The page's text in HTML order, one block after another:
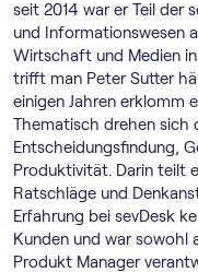
seit 2014 war er Teil der
und Informationswesen
Wirtschaft und Medien
trifft man Peter Sutter
einigen Jahren erklomm
Thematisch drehen sich
Entscheidungsfindung,
Produktivität. Darin teilt
Ratschläge und
Erfahrung bei sevDesk
Kunden und war sowohl
Produkt Manager